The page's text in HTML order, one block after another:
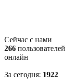
Сейчас с нами
266 пользователей
онлайн
За сегодня: 1922